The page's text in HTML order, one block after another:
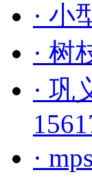
· 小
· 树
· 巩
·